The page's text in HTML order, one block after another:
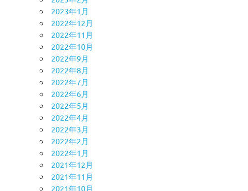
2023年1月
2022年12月
2022年11月
2022年10月
2022年9月
2022年8月
2022年7月
2022年6月
2022年5月
2022年4月
2022年3月
2022年2月
2022年1月
2021年12月
2021年11月
2021年10月